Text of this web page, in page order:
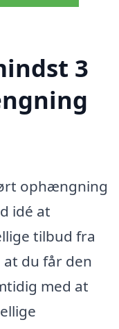
3
ophængning
idé at
tilbud fra
at du får den
med at